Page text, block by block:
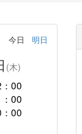
今日 明日
(木)
00
00
00